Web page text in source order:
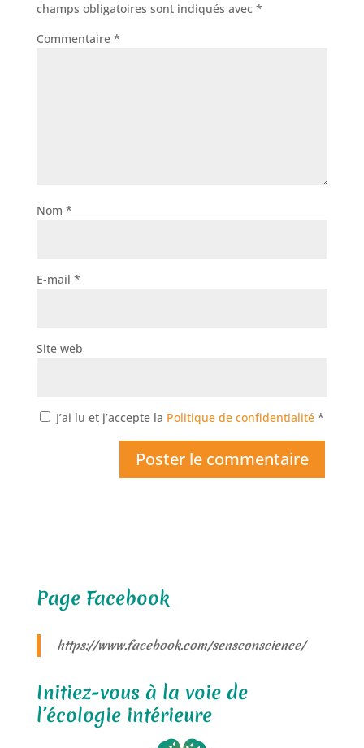
champs obligatoires sont indiqués avec *
Commentaire *
Nom *
E-mail *
Site web
J’ai lu et j’accepte la Politique de confidentialité *
Page Facebook
https://www.facebook.com/sensconscience/
Initiez-vous à la voie de
l’écologie intérieure